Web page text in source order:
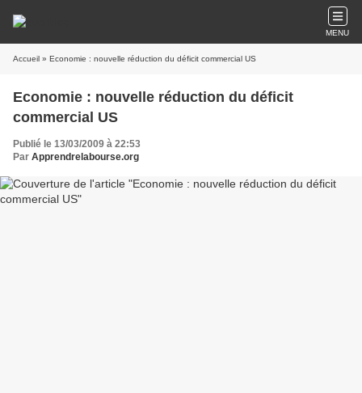
MENU
Accueil » Economie : nouvelle réduction du déficit commercial US
Economie : nouvelle réduction du déficit
commercial US
Publié le 13/03/2009 à 22:53
Par Apprendrelabourse.org